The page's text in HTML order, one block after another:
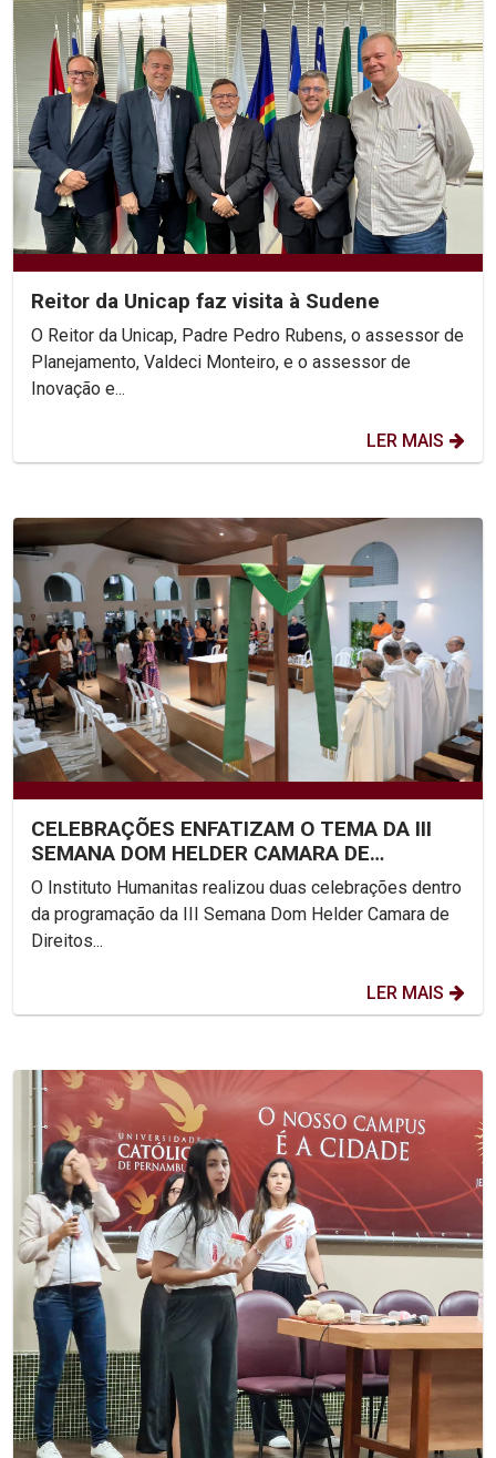
Reitor da Unicap faz visita à Sudene
O Reitor da Unicap, Padre Pedro Rubens, o assessor de
Planejamento, Valdeci Monteiro, e o assessor de
Inovação e...
LER MAIS
CELEBRAÇÕES ENFATIZAM O TEMA DA III
SEMANA DOM HELDER CAMARA DE
DIREITOS HUMANOS NA UNICAP
O Instituto Humanitas realizou duas celebrações dentro
da programação da III Semana Dom Helder Camara de
Direitos...
LER MAIS